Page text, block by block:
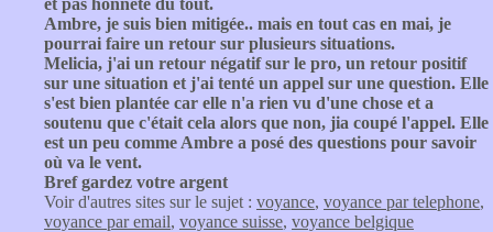
et pas honnête du tout.
Ambre, je suis bien mitigée.. mais en tout cas en mai, je
pourrai faire un retour sur plusieurs situations.
Melicia, j'ai un retour négatif sur le pro, un retour positif
sur une situation et j'ai tenté un appel sur une question. Elle
s'est bien plantée car elle n'a rien vu d'une chose et a
soutenu que c'était cela alors que non, jia coupé l'appel. Elle
est un peu comme Ambre a posé des questions pour savoir
où va le vent.
Bref gardez votre argent
Voir d'autres sites sur le sujet : voyance, voyance par telephone,
voyance par email, voyance suisse, voyance belgique